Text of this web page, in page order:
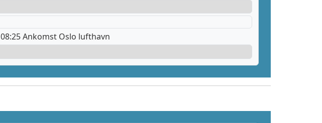
08:25 Ankomst Oslo lufthavn